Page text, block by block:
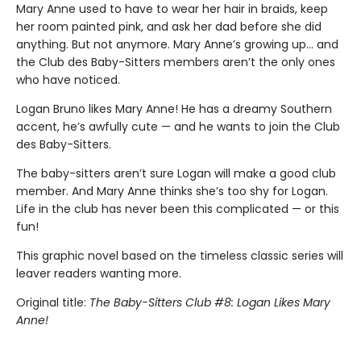
Mary Anne used to have to wear her hair in braids, keep
her room painted pink, and ask her dad before she did
anything. But not anymore. Mary Anne’s growing up... and
the Club des Baby-Sitters members aren’t the only ones
who have noticed.
Logan Bruno likes Mary Anne! He has a dreamy Southern
accent, he’s awfully cute — and he wants to join the Club
des Baby-Sitters.
The baby-sitters aren’t sure Logan will make a good club
member. And Mary Anne thinks she’s too shy for Logan.
Life in the club has never been this complicated — or this
fun!
This graphic novel based on the timeless classic series will
leaver readers wanting more.
Original title: The Baby-Sitters Club #8: Logan Likes Mary
Anne!